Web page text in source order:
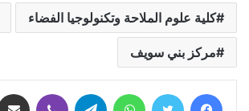
كلية علوم الملاحة وتكنولوجيا الفضاء
مركز بني سويف
فيسبوك تويتر واتساب تيلقرام ڤايبر